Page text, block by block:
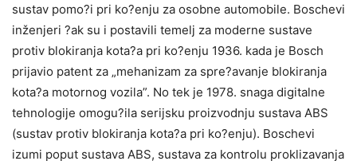
sustav pomo?i pri ko?enju za osobne automobile. Boschevi
inženjeri ?ak su i postavili temelj za moderne sustave
protiv blokiranja kota?a pri ko?enju 1936. kada je Bosch
prijavio patent za „mehanizam za spre?avanje blokiranja
kota?a motornog vozila”. No tek je 1978. snaga digitalne
tehnologije omogu?ila serijsku proizvodnju sustava ABS
(sustav protiv blokiranja kota?a pri ko?enju). Boschevi
izumi poput sustava ABS, sustava za kontrolu proklizavanja